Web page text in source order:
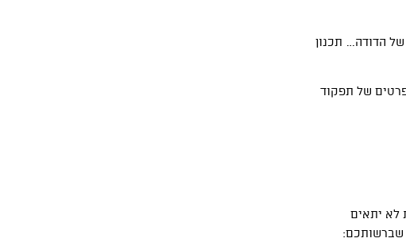
הדודה… תכנון
של תפקוד
לא יתאים
שברשותכם: